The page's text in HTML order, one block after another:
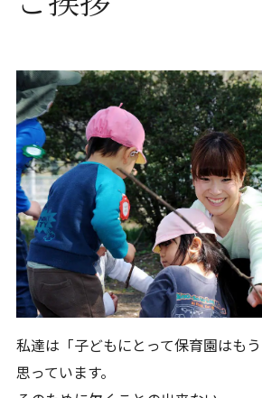
私達は「子どもにとって保育園はも
思っています。